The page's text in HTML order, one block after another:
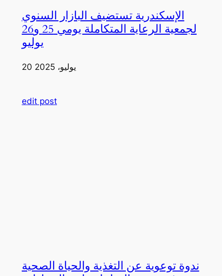
الإسكندرية تستضيف البازار السنوي
لجمعية الرعاية المتكاملة يومي 25 و26
يوليو
20 يوليو، 2025
edit post
ندوة توعوية عن التغذية والحياة الصحية